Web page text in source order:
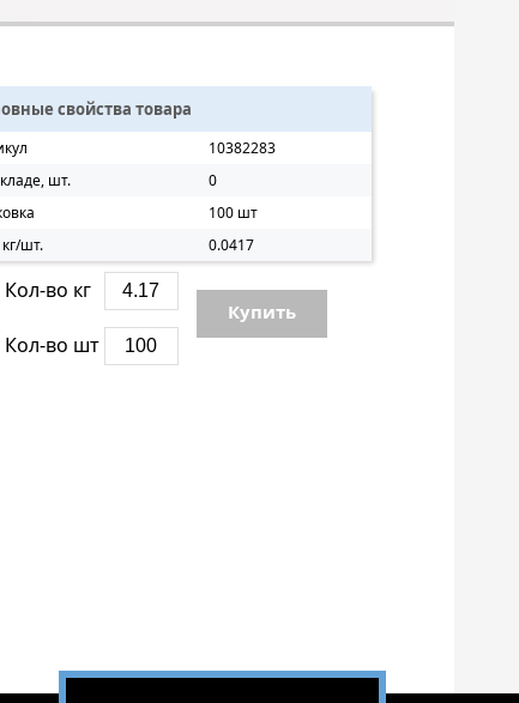
свойства товара
10382283
шт.
0
100 шт
шт.
0.0417
Кол-во кг
Кол-во шт
Купить